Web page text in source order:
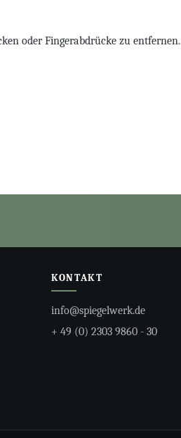
oder Fingerabdrücke zu entfernen.
KONTAKT
info@spiegelwerk.de
+ 49 (0) 2303 9860 - 30